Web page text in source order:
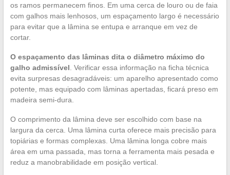
os ramos permanecem finos. Em uma cerca de louro ou de faia
com galhos mais lenhosos, um espaçamento largo é necessário
para evitar que a lâmina se entupa e arranque em vez de
cortar.
O espaçamento das lâminas dita o diâmetro máximo do
galho admissível . Verificar essa informação na ficha técnica
evita surpresas desagradáveis: um aparelho apresentado como
potente, mas equipado com lâminas apertadas, ficará preso em
madeira semi-dura.
O comprimento da lâmina deve ser escolhido com base na
largura da cerca. Uma lâmina curta oferece mais precisão para
topiárias e formas complexas. Uma lâmina longa cobre mais
área em uma passada, mas torna a ferramenta mais pesada e
reduz a manobrabilidade em posição vertical.